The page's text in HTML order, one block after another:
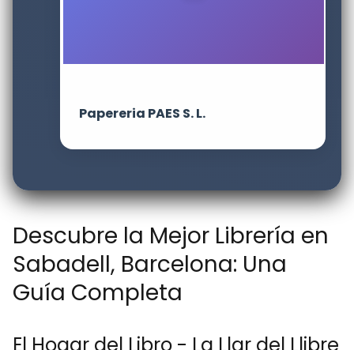
Papereria PAES S. L.
Descubre la Mejor Librería en
Sabadell, Barcelona: Una
Guía Completa